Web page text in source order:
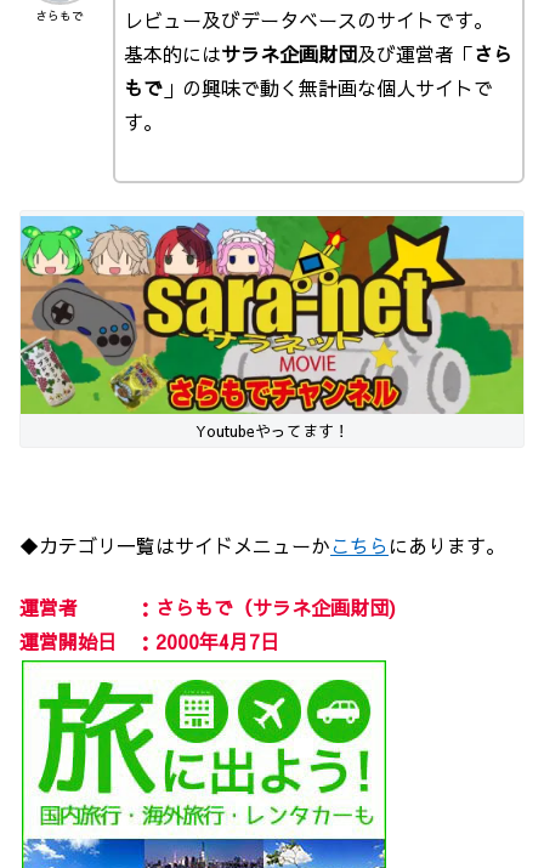
さらもで
レビュー及びデータベースのサイトです。
基本的にはサラネ企画財団及び運営者「さら
もで」の興味で動く無計画な個人サイトで
す。
Youtubeやってます！
◆カテゴリ一覧はサイドメニューかこちら にあります。
運営者 ：さらもで（サラネ企画財団)
運営開始日 ：2000年4月7日